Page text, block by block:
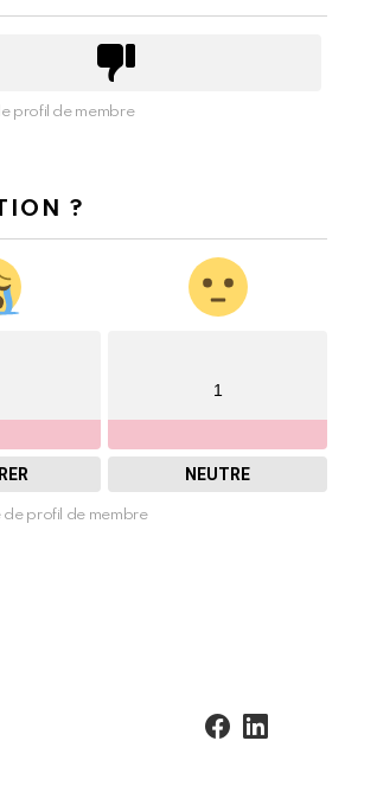
profil de membre
?
1
NEUTRE
de profil de membre
facebooklinkedin